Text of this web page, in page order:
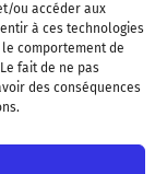
ou accéder aux
à ces technologies
comportement de
fait de ne pas
des conséquences